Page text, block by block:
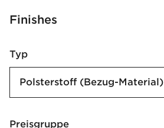
Finishes
Typ
Polsterstoff (Bezug-Material)
Preisgruppe